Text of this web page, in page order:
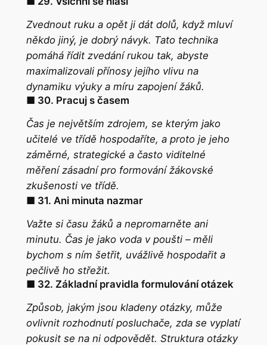
Zvednout ruku a opět ji dát dolů, když mluví
někdo jiný, je dobrý návyk. Tato technika
pomáhá řídit zvedání rukou tak, abyste
maximalizovali přínosy jejího vlivu na
dynamiku výuky a míru zapojení žáků.
■ 30. Pracuj s časem
Čas je největším zdrojem, se kterým jako
učitelé ve třídě hospodaříte, a proto je jeho
záměrné, strategické a často viditelné
měření zásadní pro formování žákovské
zkušenosti ve třídě.
■ 31. Ani minuta nazmar
Važte si času žáků a nepromarněte ani
minutu. Čas je jako voda v poušti – měli
bychom s ním šetřit, uvážlivě hospodařit a
pečlivě ho střežit.
■ 32. Základní pravidla formulování otázek
Způsob, jakým jsou kladeny otázky, může
ovlivnit rozhodnutí posluchače, zda se vyplatí
pokusit se na ni odpovědět. Struktura otázky